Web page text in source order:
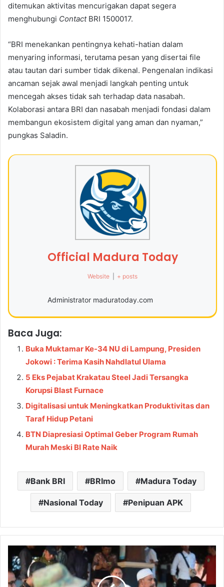
ditemukan aktivitas mencurigakan dapat segera
menghubungi ContactBRI 1500017.
“BRI menekankan pentingnya kehati-hatian dalam
menyaring informasi, terutama pesan yang disertai file
atau tautan dari sumber tidak dikenal. Pengenalan indikasi
ancaman sejak awal menjadi langkah penting untuk
mencegah akses tidak sah terhadap data nasabah.
Kolaborasi antara BRI dan nasabah menjadi fondasi dalam
membangun ekosistem digital yang aman dan nyaman,”
pungkas Saladin.
Official Madura Today
Website + posts
Administrator maduratoday.com
Baca Juga:
Buka Muktamar Ke-34 NU di Lampung, Presiden
Jokowi : Terima Kasih Nahdlatul Ulama
5 Eks Pejabat Krakatau Steel Jadi Tersangka
Korupsi Blast Furnace
Digitalisasi untuk Meningkatkan Produktivitas dan
Taraf Hidup Petani
BTN Diapresiasi Optimal Geber Program Rumah
Murah Meski BI Rate Naik
Bank BRI BRImo Madura Today
Nasional Today Penipuan APK